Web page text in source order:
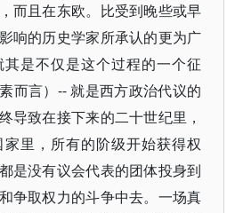
而且在东欧。比受到晚些或早
响的历史学家所承认的更为广
是不仅是这个过程的一个征
而言）-- 就是西方政治代议的
导致在接下来的二十世纪里，
里，所有的阶级开始获得权
是没有议会代表的团体投身到
争取权力的斗争中去。一场真